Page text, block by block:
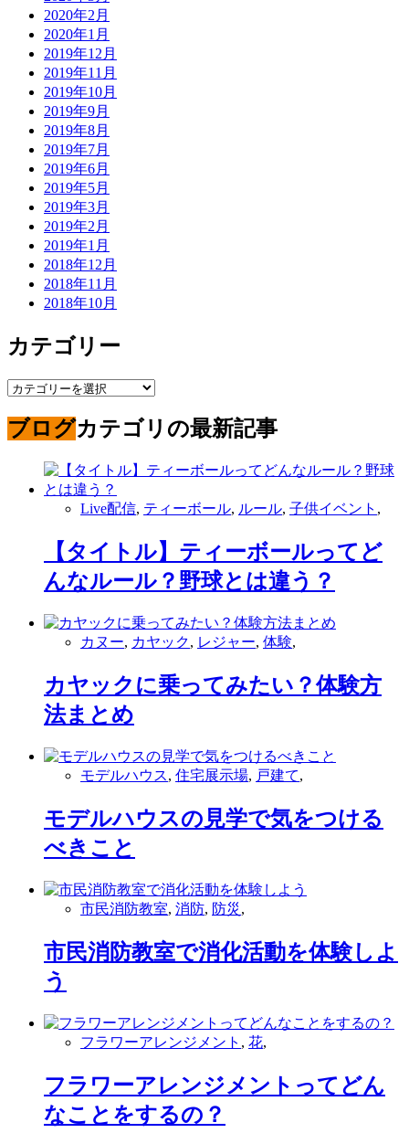
2020年2月
2020年1月
2019年12月
2019年11月
2019年10月
2019年9月
2019年8月
2019年7月
2019年6月
2019年5月
2019年3月
2019年2月
2019年1月
2018年12月
2018年11月
2018年10月
カテゴリー
カ
ゴ
リ
ブログカテゴリの最新記事
Live配信, ティーボール, ルール, 子供イベント ,
【タイトル】ティーボールってど
んなルール？野球とは違う？
カヌー, カヤック, レジャー, 体験,
カヤックに乗ってみたい？体験方
法まとめ
モデルハウス, 住宅展示場, 戸建て,
モデルハウスの見学で気をつける
べきこと
市民消防教室, 消防, 防災,
市民消防教室で消化活動を体験しよ
う
フラワーアレンジメント , 花,
フラワーアレンジメントってどん
なことをするの？